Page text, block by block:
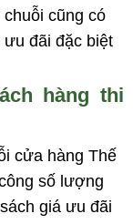
cũng có
đãi đặc biệt
hàng thi
cửa hàng Thế
số lượng
giá ưu đãi